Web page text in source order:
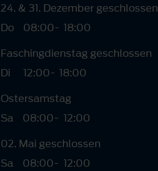
24. & 31. Dezember geschlossen
Do
08:00- 18:00
Faschingdienstag geschlossen
Di
12:00- 18:00
Ostersamstag
Sa
08:00- 12:00
02. Mai geschlossen
Sa
08:00- 12:00